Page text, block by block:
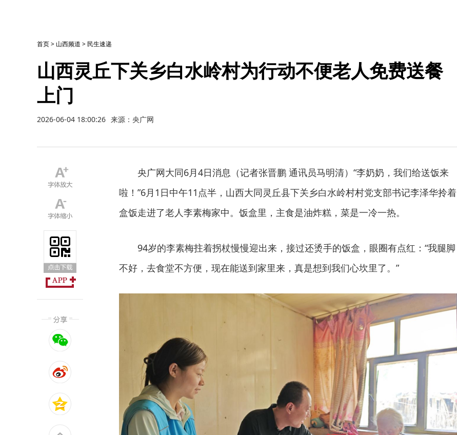
首页> 山西频道 > 民生速递
山西灵丘下关乡白水岭村为行动不便老人免费送餐
上门
2026-06-04 18:00:26 来源：央广网
央广网大同6月4日消息（记者张晋鹏 通讯员马明清）“李奶奶，我们给送饭来
啦！”6月1日中午11点半，山西大同灵丘县下关乡白水岭村村党支部书记李泽华拎着
盒饭走进了老人李素梅家中。饭盒里，主食是油炸糕，菜是一冷一热。
94岁的李素梅拄着拐杖慢慢迎出来，接过还烫手的饭盒，眼圈有点红：“我腿脚
不好，去食堂不方便，现在能送到家里来，真是想到我们心坎里了。”